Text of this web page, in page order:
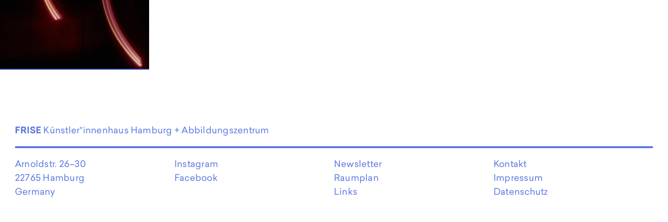
FRISE Künstler*innenhaus Hamburg + Abbildungszentrum
Arnoldstr. 26–30
22765 Hamburg
Germany
Instagram
Facebook
Newsletter
Raumplan
Links
Kontakt
Impressum
Datenschutz